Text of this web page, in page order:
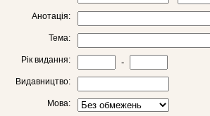
Анотація:
Тема:
Рік видання: -
Видавництво:
Мова: